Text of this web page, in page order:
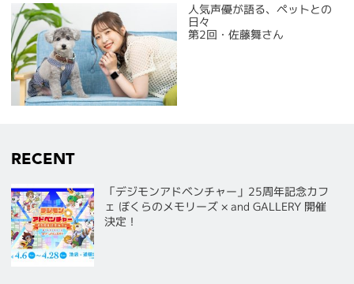
人気声優が語る、ペットとの
日々
第2回・佐藤舞さん
RECENT
「デジモンアドベンチャー」25周年記念カフ
ェ ぼくらのメモリーズ × and GALLERY 開催
決定！